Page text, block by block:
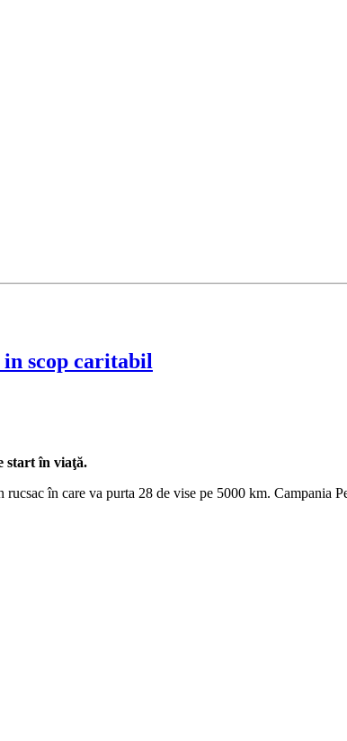
scop caritabil
start în viaţă.
în care va purta 28 de vise pe 5000 km. Campania